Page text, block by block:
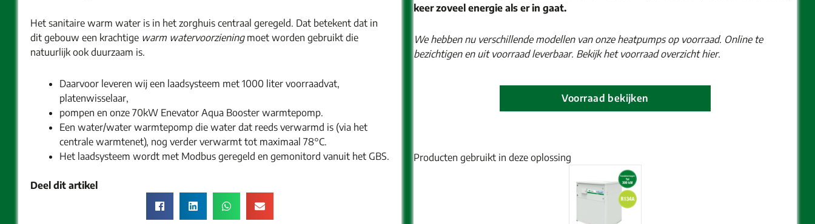
Het sanitaire warm water is in het zorghuis centraal geregeld. Dat betekent dat in
dit gebouw een krachtige warm watervoorzieningmoet worden gebruikt die
natuurlijk ook duurzaam is.
Daarvoor leveren wij een laadsysteem met 1000 liter voorraadvat,
platenwisselaar,
pompen en onze 70kW Enevator Aqua Booster warmtepomp.
Een water/water warmtepomp die water dat reeds verwarmd is (via het
centrale warmtenet), nog verder verwarmt tot maximaal 78°C.
Het laadsysteem wordt met Modbus geregeld en gemonitord vanuit het GBS.
Deel dit artikel
keer zoveel energie als er in gaat.
We hebben nu verschillende modellen van onze heatpumps op voorraad. Online te
bezichtigen en uit voorraad leverbaar. Bekijk het voorraad overzicht hier.
Voorraad bekijken
Producten gebruikt in deze oplossing